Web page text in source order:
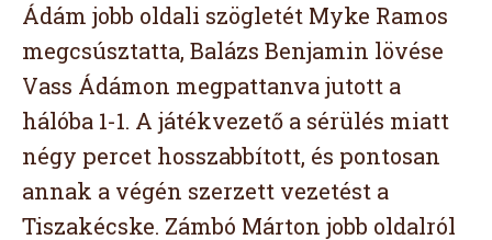
Ádám jobb oldali szögletét Myke Ramos
megcsúsztatta, Balázs Benjamin lövése
Vass Ádámon megpattanva jutott a
hálóba 1-1. A játékvezető a sérülés miatt
négy percet hosszabbított, és pontosan
annak a végén szerzett vezetést a
Tiszakécske. Zámbó Márton jobb oldalról